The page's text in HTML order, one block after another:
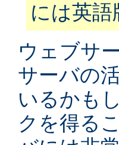
には英
ウェブサ
サーバの
いるかも
クを得る